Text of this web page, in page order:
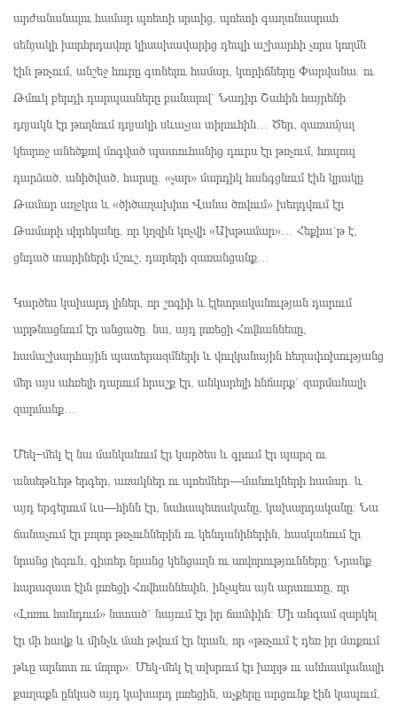
արժանանալու համար պոետի սրտից, պոետի գաղտնասրահ
սենյակի խորհրդավոր կիսախավարից դեպի աշխարհի չորս կողմն
էին թռչում, անշեջ հուրը գտնելու համար, կտրիճները Փարվանա. ու
Թմուկ բերդի դարպասները բանալով` Նադիր Շահին հայրենի
դղյակն էր թողնում դղյակի սևաչյա տիրուհին… Ծեր, զառամյալ
կեսրոջ անեծքով մոգված պատուհանից դուրս էր թռչում, հոպոպ
դարձած, անիծված, հարսը. «չար» մարդիկ հանգցնում էին կրակը
Թամար աղջկա և «ծիծաղախիտ Վանա ծովում» խեղդվում էր
Թամարի սիրեկանը, որ կղզին կոչվի «Ախթամար»… Հեքիա´թ է,
ցնդած տարիների մշուշ, դարերի զառանցանք…
Կարծես կախարդ լիներ, որ շոգիի և էլետրականության դարում
արթնացնում էր անցածը. նա, այդ լոռեցի Հովհաննեսը,
համաշխարհային պատերազմների և վուլկանային հեղափոխությանց
մեր այս ահռելի դարում հրաշք էր, անկարելի հնճարք` զարմանալի
զարմանք…
Մեկ−մեկ էլ նա մանկանում էր կարծես և գրում էր պարզ ու
անսեթևեթ երգեր, առակներ ու պոեմներ—մանուկների համար. և
այդ երգերում ևս—հինն էր, նահապետականը, կախարդականը։ Նա
ճանաչում էր բոլոր թռչուններին ու կենդանիներին, հասկանում էր
նրանց լեզուն, գիտեր նրանց կենցաղն ու սովորությունները։ Նրանք
հարազատ էին լոռեցի Հովհաննեսին, ինչպես այն արտուտը, որ
«Լոռու հանդում» նստած` նայում էր իր ճամփին։ Մի անգամ զարկել
էր մի հավք և մինչև մահ թվում էր նրան, որ «թռչում է դեռ իր մտքում
թևը արնոտ ու մոլոր»։ Մեկ-մեկ էլ տխրում էր խորթ ու անհասկանալի
քաղաքն ընկած այդ կախարդ լոռեցին, աչքերը արցունք էին կապում,